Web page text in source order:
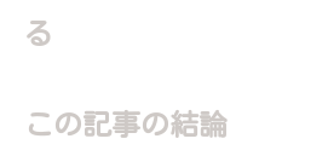
る
この記事の結論